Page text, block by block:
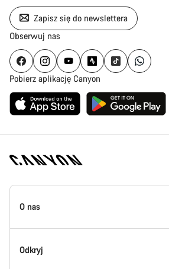
Zapisz się do newslettera
Obserwuj nas
Pobierz aplikację Canyon
Stopka
strony
O nas
Poznaj Canyon
Odkryj